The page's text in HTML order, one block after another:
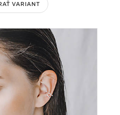
VARIANT